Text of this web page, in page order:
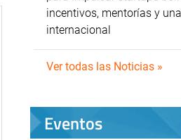
incentivos, mentorías y
internacional
Ver todas las Noticias »
Eventos